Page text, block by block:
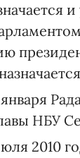
НБУ
2010